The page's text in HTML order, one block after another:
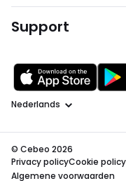
Support
Taal
© Cebeo 2026
Privacy policyCookie policy
Algemene voorwaarden